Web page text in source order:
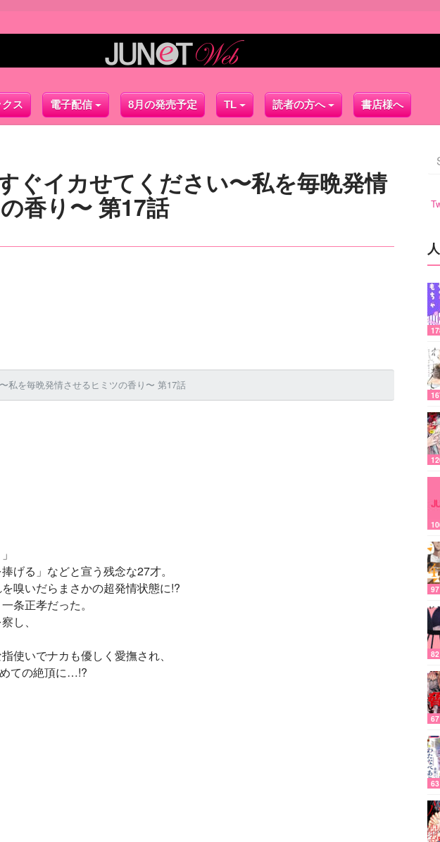
ス 電子配信 8月の発売予定 TL 読者の方へ 書店様へ
ぐイカせてください〜私を毎晩発情
香り〜 第17話
私を毎晩発情させるヒミツの香り〜 第17話
げる」などと宣う残念な27才。
嗅いだらまさかの超発情状態に!?
条正孝だった。
し、
使いでナカも優しく愛撫され、
ての絶頂に…!?